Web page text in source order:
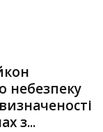
небезпеку
з...